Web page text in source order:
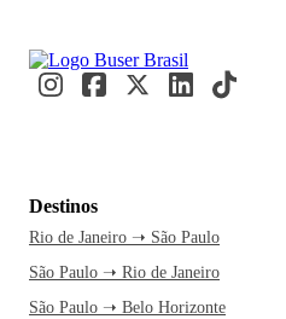
Destinos
Rio de Janeiro ➝ São Paulo
São Paulo ➝ Rio de Janeiro
São Paulo ➝ Belo Horizonte